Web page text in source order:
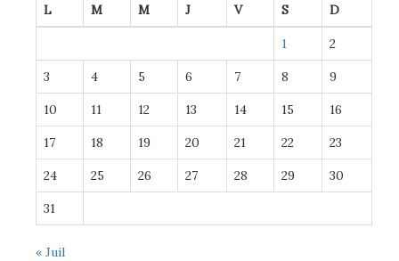
L M M J V S D
1 2
3 4 5 6 7 8 9
10 11 12 13 14 15 16
17 18 19 20 21 22 23
24 25 26 27 28 29 30
31
« Juil